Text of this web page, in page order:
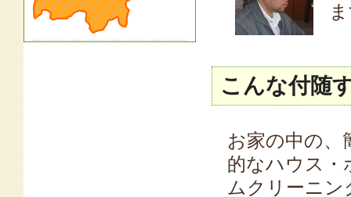
こんな付随
お家の中の、
的なハウス・
ムクリーニン